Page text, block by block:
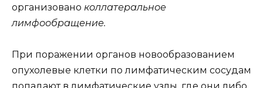
организовано коллатеральное
лимфообращение.
При поражении органов новообразованием
опухолевые клетки по лимфатическим сосудам